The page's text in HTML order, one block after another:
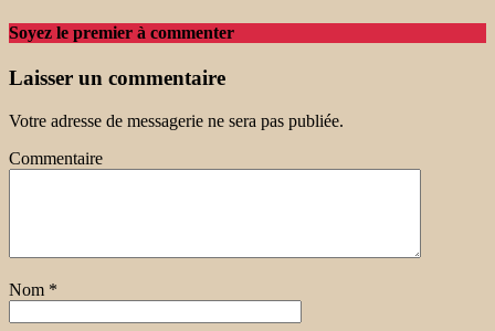
Soyez le premier à commenter
Laisser un commentaire
Votre adresse de messagerie ne sera pas publiée.
Commentaire
Nom *